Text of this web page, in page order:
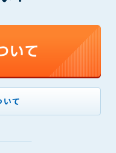
いて
に該当する、またはその
できるものとします。
る禁止事項に該当する
、必要と判断した場合